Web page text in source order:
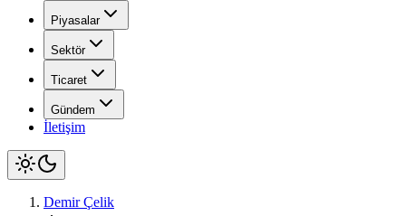
Piyasalar
Sektör
Ticaret
Gündem
İletişim
Demir Çelik